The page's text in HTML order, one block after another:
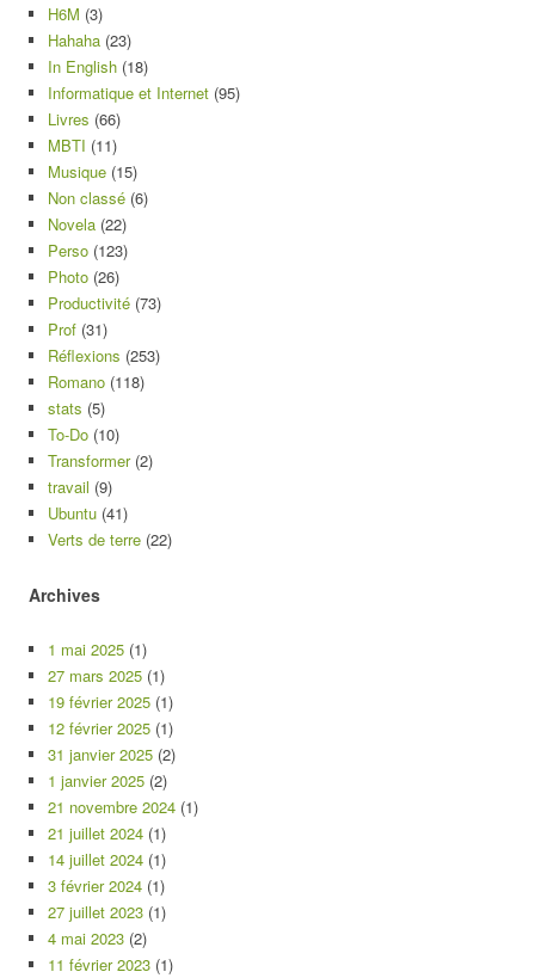
H6M (3)
Hahaha (23)
In English (18)
Informatique et Internet (95)
Livres (66)
MBTI (11)
Musique (15)
Non classé (6)
Novela (22)
Perso (123)
Photo (26)
Productivité (73)
Prof (31)
Réflexions (253)
Romano (118)
stats (5)
To-Do (10)
Transformer(2)
travail (9)
Ubuntu (41)
Verts de terre (22)
Archives
1 mai 2025 (1)
27 mars 2025 (1)
19 février 2025 (1)
12 février 2025 (1)
31 janvier 2025 (2)
1 janvier 2025 (2)
21 novembre 2024 (1)
21 juillet 2024 (1)
14 juillet 2024 (1)
3 février 2024 (1)
27 juillet 2023 (1)
4 mai 2023 (2)
11 février 2023 (1)